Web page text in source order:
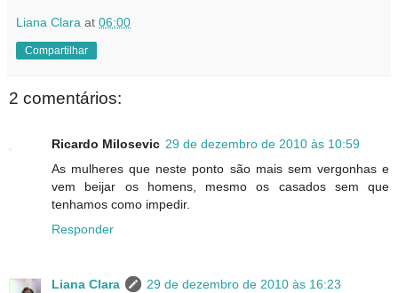
Liana Clara at 06:00
Compartilhar
2 comentários:
Ricardo Milosevic 29 de dezembro de 2010 às 10:59
As mulheres que neste ponto são mais sem vergonhas e
vem beijar os homens, mesmo os casados sem que
tenhamos como impedir.
Responder
Liana Clara
29 de dezembro de 2010 às 16:23